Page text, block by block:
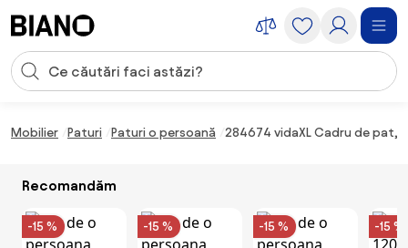
Introducerea căutării
Mobilier Paturi Paturi o persoană 284674 vidaXL Cadru de pat,
Recomandăm
-15 % -15 % -15 % -15 %